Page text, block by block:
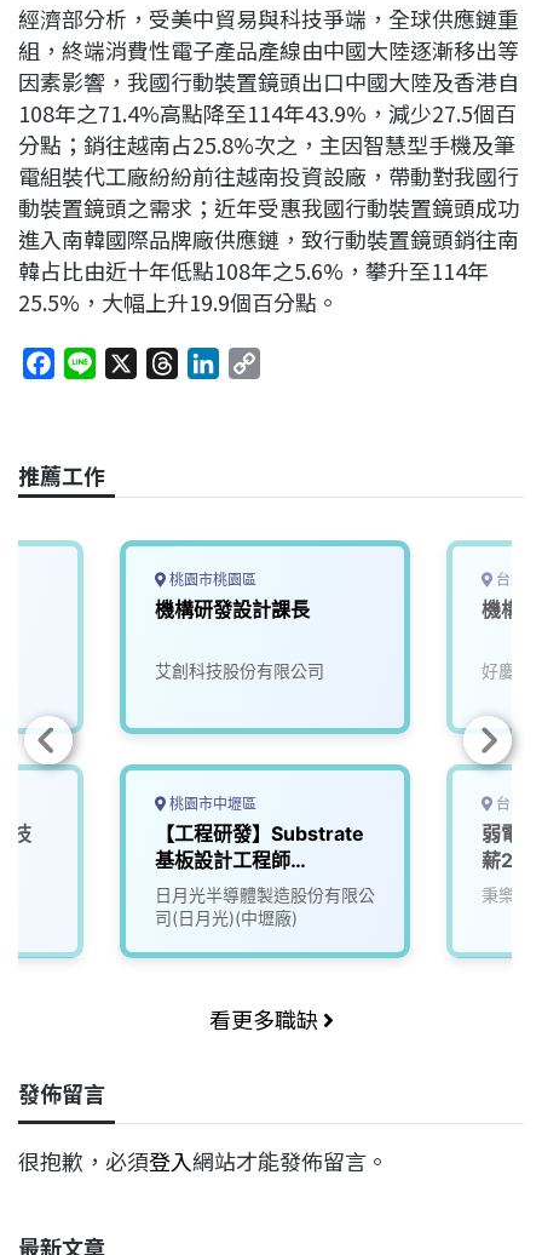
經濟部分析，受美中貿易與科技爭端，全球供應鏈重
組，終端消費性電子產品產線由中國大陸逐漸移出等
因素影響，我國行動裝置鏡頭出口中國大陸及香港自
108年之71.4%高點降至114年43.9%，減少27.5個百
分點；銷往越南占25.8%次之，主因智慧型手機及筆
電組裝代工廠紛紛前往越南投資設廠，帶動對我國行
動裝置鏡頭之需求；近年受惠我國行動裝置鏡頭成功
進入南韓國際品牌廠供應鏈，致行動裝置鏡頭銷往南
韓占比由近十年低點108年之5.6%，攀升至114年
25.5%，大幅上升19.9個百分點。
e
b
o
a
s
e
I
n
L
n
推薦工作
技
桃園市桃園區
機構研發設計課長
艾創科技股份有限公司
桃園市中壢區
【工程研發】Substrate
基板設計工程師
(Cadence)
日月光半導體製造股份有限公
司(日月光)(中壢廠)
台北
機構
好慶科
台南
弱電
薪
秉樂工
看更多職缺
發佈留言
很抱歉，必須登入網站才能發佈留言。
最新文章